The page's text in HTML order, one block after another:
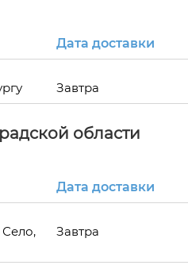
Дата доставки
Завтра
области
Дата доставки
Завтра